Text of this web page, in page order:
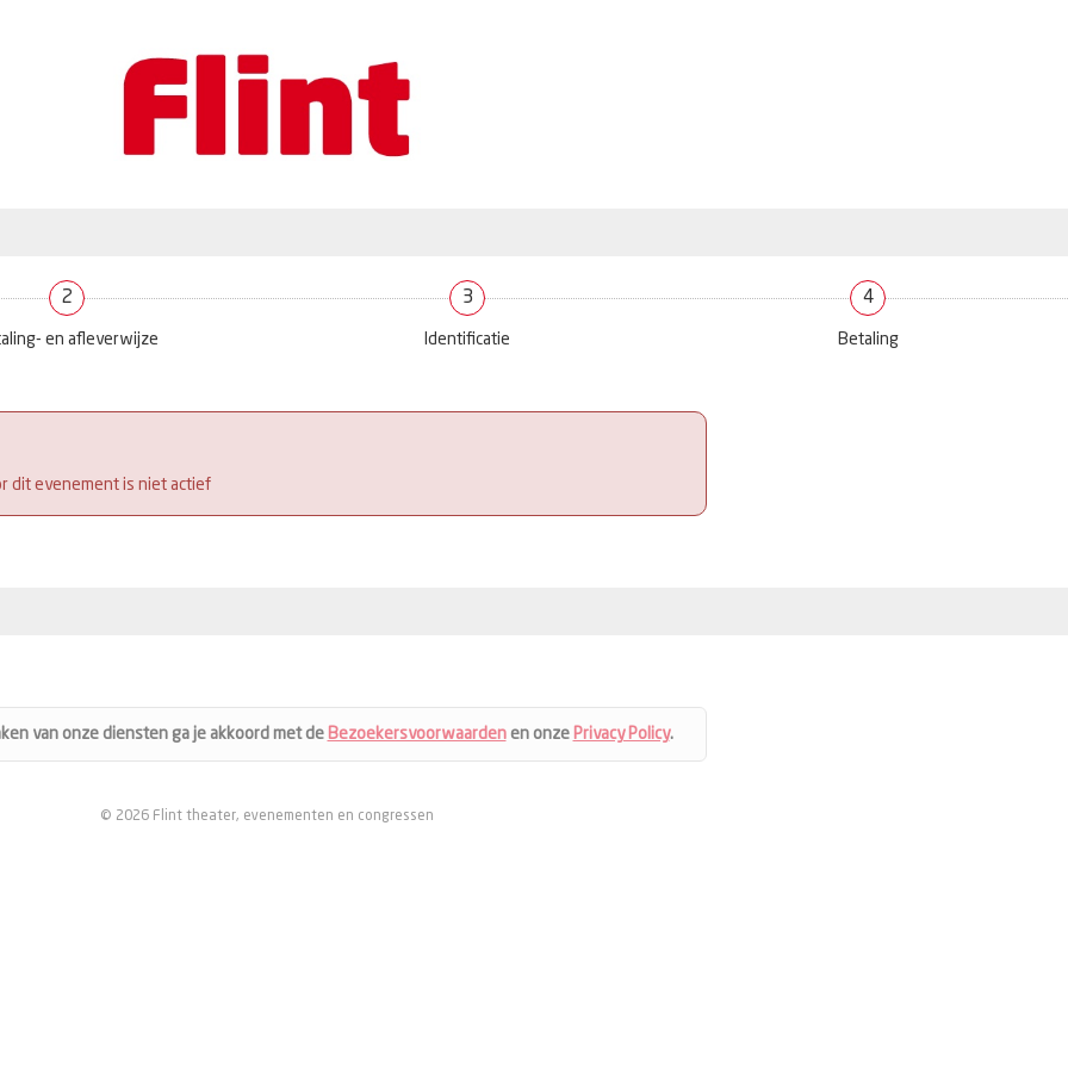
2
en afleverwijze
3
Identificatie
4
Betaling
dit evenement is niet actief
van onze diensten ga je akkoord met de Bezoekersvoorwaardenen onze Privacy Policy.
© 2026 Flint theater, evenementen en congressen